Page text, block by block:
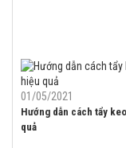
01/05/2021
Hướng dẫn cách tẩy
quả